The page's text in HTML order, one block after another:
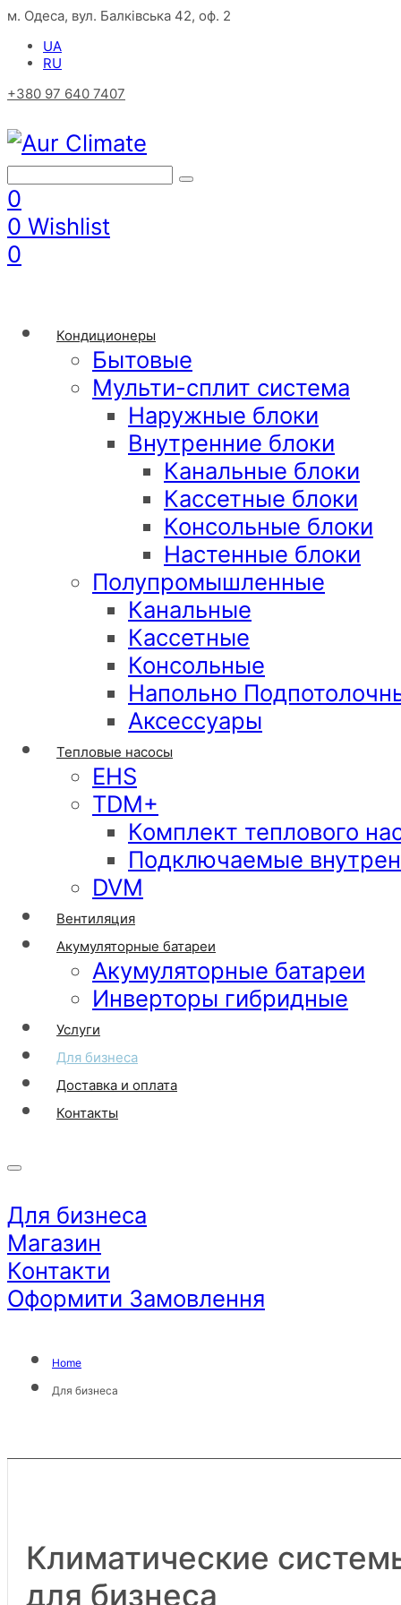
м. Одеса, вул. Балківська 42, оф. 2
UA
RU
+380 97 640 7407
0
0 Wishlist
0
Кондиционеры
Бытовые
Мульти-сплит система
Наружные блоки
Внутренние блоки
Канальные блоки
Кассетные блоки
Консольные блоки
Настенные блоки
Полупромышленные
Канальные
Кассетные
Консольные
Напольно
Аксессуары
Тепловые насосы
EHS
TDM+
Комплект теплового
Подключаемые
DVM
Вентиляция
Акумуляторные батареи
Акумуляторные батареи
Инверторы гибридные
Услуги
Для бизнеса
Доставка и оплата
Контакты
Для бизнеса
Магазин
Контакти
Оформити Замовлення
Home
Для бизнеса
Климатические
для бизнеса